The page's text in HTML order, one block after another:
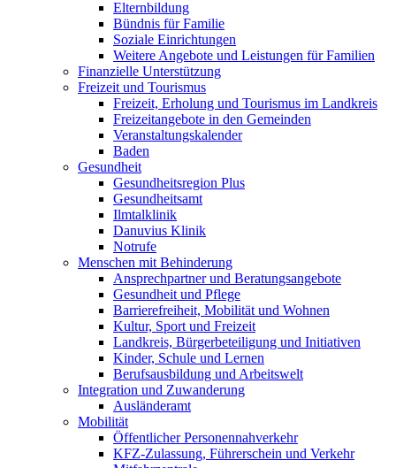
Elternbildung
Bündnis für Familie
Soziale Einrichtungen
Weitere Angebote und Leistungen für Familien
Finanzielle Unterstützung
Freizeit und Tourismus
Freizeit, Erholung und Tourismus im Landkreis
Freizeitangebote in den Gemeinden
Veranstaltungskalender
Baden
Gesundheit
Gesundheitsregion Plus
Gesundheitsamt
Ilmtalklinik
Danuvius Klinik
Notrufe
Menschen mit Behinderung
Ansprechpartner und Beratungsangebote
Gesundheit und Pflege
Barrierefreiheit, Mobilität und Wohnen
Kultur, Sport und Freizeit
Landkreis, Bürgerbeteiligung und Initiativen
Kinder, Schule und Lernen
Berufsausbildung und Arbeitswelt
Integration und Zuwanderung
Ausländeramt
Mobilität
Öffentlicher Personennahverkehr
KFZ-Zulassung, Führerschein und Verkehr